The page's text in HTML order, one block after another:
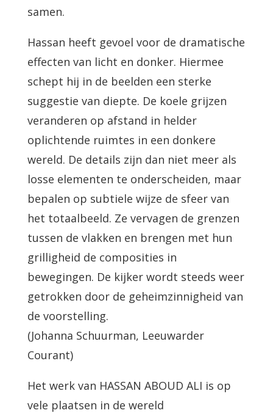
samen.
Hassan heeft gevoel voor de dramatische
effecten van licht en donker. Hiermee
schept hij in de beelden een sterke
suggestie van diepte. De koele grijzen
veranderen op afstand in helder
oplichtende ruimtes in een donkere
wereld. De details zijn dan niet meer als
losse elementen te onderscheiden, maar
bepalen op subtiele wijze de sfeer van
het totaalbeeld. Ze vervagen de grenzen
tussen de vlakken en brengen met hun
grilligheid de composities in
bewegingen. De kijker wordt steeds weer
getrokken door de geheimzinnigheid van
de voorstelling.
(Johanna Schuurman, Leeuwarder
Courant)
Het werk van HASSAN ABOUD ALI is op
vele plaatsen in de wereld